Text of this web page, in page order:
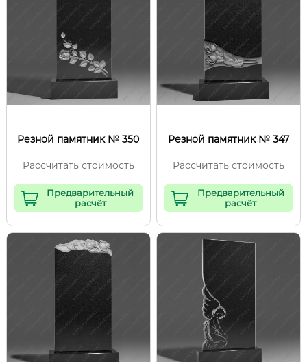
Резной памятник № 350
Рассчитать стоимость
Предварительный
расчёт
Резной памятник № 347
Рассчитать стоимость
Предварительный
расчёт